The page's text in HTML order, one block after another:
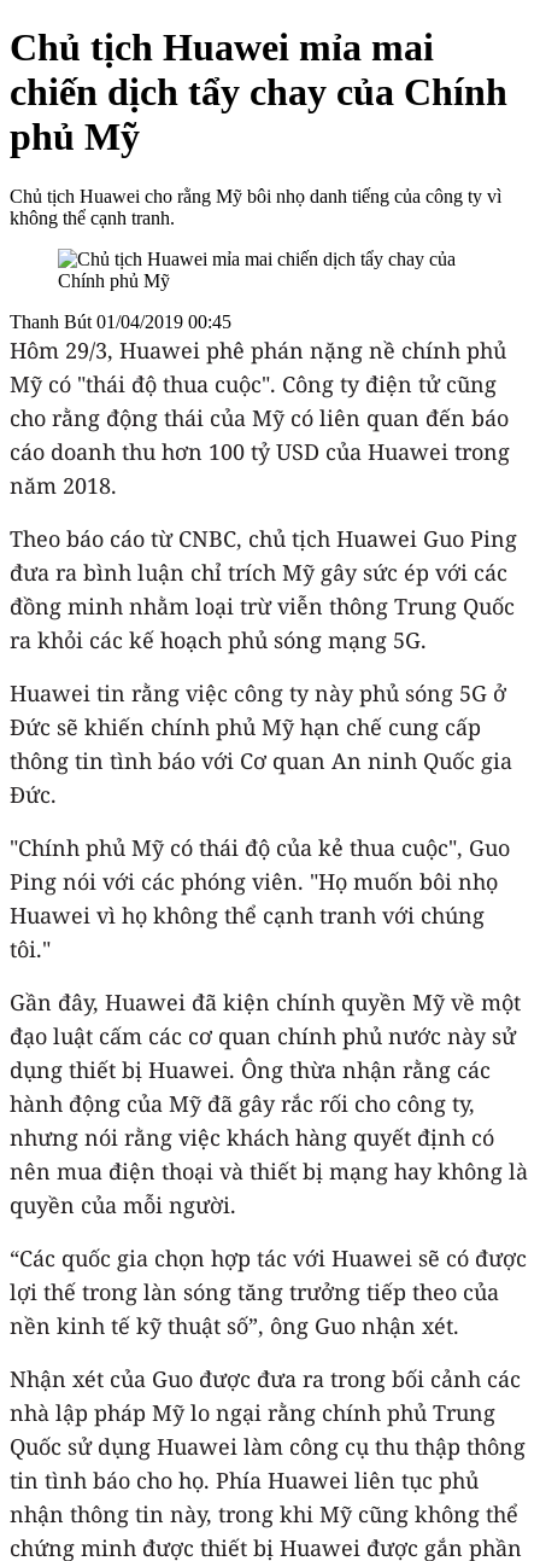
Chủ tịch Huawei mỉa mai
chiến dịch tẩy chay của Chính
phủ Mỹ
Chủ tịch Huawei cho rằng Mỹ bôi nhọ danh tiếng của công ty vì
không thể cạnh tranh.
Thanh Bút 01/04/2019 00:45
Hôm 29/3, Huawei phê phán nặng nề chính phủ
Mỹ có "thái độ thua cuộc". Công ty điện tử cũng
cho rằng động thái của Mỹ có liên quan đến báo
cáo doanh thu hơn 100 tỷ USD của Huawei trong
năm 2018.
Theo báo cáo từ CNBC, chủ tịch Huawei Guo Ping
đưa ra bình luận chỉ trích Mỹ gây sức ép với các
đồng minh nhằm loại trừ viễn thông Trung Quốc
ra khỏi các kế hoạch phủ sóng mạng 5G.
Huawei tin rằng việc công ty này phủ sóng 5G ở
Đức sẽ khiến chính phủ Mỹ hạn chế cung cấp
thông tin tình báo với Cơ quan An ninh Quốc gia
Đức.
"Chính phủ Mỹ có thái độ của kẻ thua cuộc", Guo
Ping nói với các phóng viên. "Họ muốn bôi nhọ
Huawei vì họ không thể cạnh tranh với chúng
tôi."
Gần đây, Huawei đã kiện chính quyền Mỹ về một
đạo luật cấm các cơ quan chính phủ nước này sử
dụng thiết bị Huawei. Ông thừa nhận rằng các
hành động của Mỹ đã gây rắc rối cho công ty,
nhưng nói rằng việc khách hàng quyết định có
nên mua điện thoại và thiết bị mạng hay không là
quyền của mỗi người.
“Các quốc gia chọn hợp tác với Huawei sẽ có được
lợi thế trong làn sóng tăng trưởng tiếp theo của
nền kinh tế kỹ thuật số”, ông Guo nhận xét.
Nhận xét của Guo được đưa ra trong bối cảnh các
nhà lập pháp Mỹ lo ngại rằng chính phủ Trung
Quốc sử dụng Huawei làm công cụ thu thập thông
tin tình báo cho họ. Phía Huawei liên tục phủ
nhận thông tin này, trong khi Mỹ cũng không thể
chứng minh được thiết bị Huawei được gắn phần